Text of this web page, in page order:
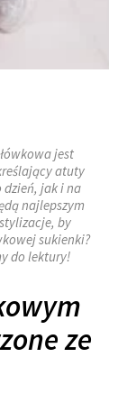
jest
atuty
jak i na
najlepszym
by
sukienki?
do lektury!
ze